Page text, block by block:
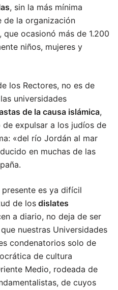
, sin la más mínima
de la organización
ocasionó más de 1.200
niños, mujeres y
los Rectores, no es de
universidades
de la causa islámica,
expulsar a los judíos de
«del río Jordán al mar
en muchas de las
es ya difícil
de los dislates
a diario, no deja de ser
nuestras Universidades
condenatorios solo de
de cultura
Medio, rodeada de
de cuyos